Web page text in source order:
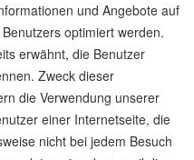
und Angebote auf
optimiert werden.
erwähnt, die Benutzer
Zweck dieser
die Verwendung unserer
einer Internetseite, die
nicht bei jedem Besuch